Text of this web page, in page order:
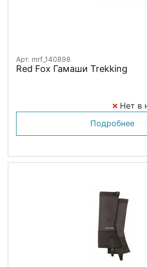
Арт. mrf_140898
Red Fox Гамаши Trekking
Нет в
Подробнее